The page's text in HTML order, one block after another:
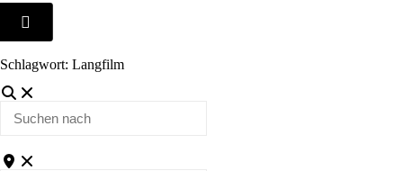
Schlagwort: Langfilm
Suchen
In